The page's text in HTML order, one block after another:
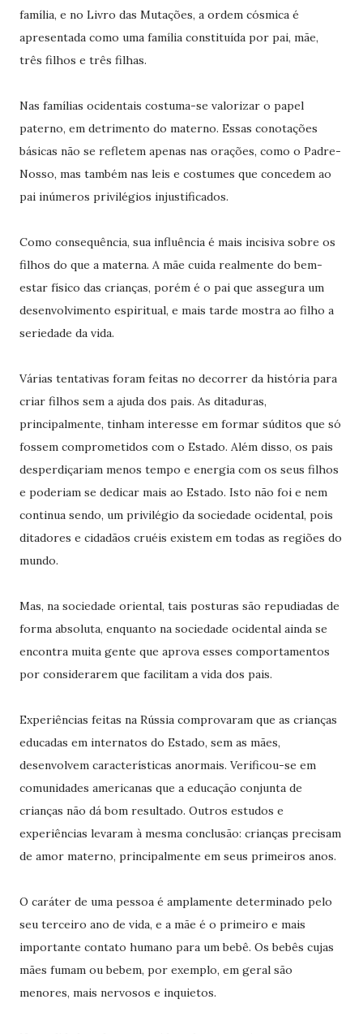
família, e no Livro das Mutações, a ordem cósmica é
apresentada como uma família constituída por pai, mãe,
três filhos e três filhas.
Nas famílias ocidentais costuma-se valorizar o papel
paterno, em detrimento do materno. Essas conotações
básicas não se refletem apenas nas orações, como o Padre-
Nosso, mas também nas leis e costumes que concedem ao
pai inúmeros privilégios injustificados.
Como consequência, sua influência é mais incisiva sobre os
filhos do que a materna. A mãe cuida realmente do bem-
estar físico das crianças, porém é o pai que assegura um
desenvolvimento espiritual, e mais tarde mostra ao filho a
seriedade da vida.
Várias tentativas foram feitas no decorrer da história para
criar filhos sem a ajuda dos pais. As ditaduras,
principalmente, tinham interesse em formar súditos que só
fossem comprometidos com o Estado. Além disso, os pais
desperdiçariam menos tempo e energia com os seus filhos
e poderiam se dedicar mais ao Estado. Isto não foi e nem
continua sendo, um privilégio da sociedade ocidental, pois
ditadores e cidadãos cruéis existem em todas as regiões do
mundo.
Mas, na sociedade oriental, tais posturas são repudiadas de
forma absoluta, enquanto na sociedade ocidental ainda se
encontra muita gente que aprova esses comportamentos
por considerarem que facilitam a vida dos pais.
Experiências feitas na Rússia comprovaram que as crianças
educadas em internatos do Estado, sem as mães,
desenvolvem características anormais. Verificou-se em
comunidades americanas que a educação conjunta de
crianças não dá bom resultado. Outros estudos e
experiências levaram à mesma conclusão: crianças precisam
de amor materno, principalmente em seus primeiros anos.
O caráter de uma pessoa é amplamente determinado pelo
seu terceiro ano de vida, e a mãe é o primeiro e mais
importante contato humano para um bebê. Os bebês cujas
mães fumam ou bebem, por exemplo, em geral são
menores, mais nervosos e inquietos.